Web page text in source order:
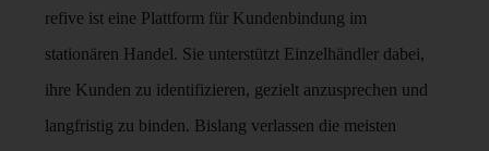
refive ist eine Plattform für Kundenbindung im
stationären Handel. Sie unterstützt Einzelhändler dabei,
ihre Kunden zu identifizieren, gezielt anzusprechen und
langfristig zu binden. Bislang verlassen die meisten